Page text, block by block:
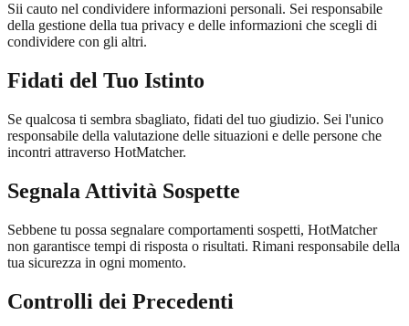
Sii cauto nel condividere informazioni personali. Sei responsabile
della gestione della tua privacy e delle informazioni che scegli di
condividere con gli altri.
Fidati del Tuo Istinto
Se qualcosa ti sembra sbagliato, fidati del tuo giudizio. Sei l'unico
responsabile della valutazione delle situazioni e delle persone che
incontri attraverso HotMatcher.
Segnala Attività Sospette
Sebbene tu possa segnalare comportamenti sospetti, HotMatcher
non garantisce tempi di risposta o risultati. Rimani responsabile della
tua sicurezza in ogni momento.
Controlli dei Precedenti